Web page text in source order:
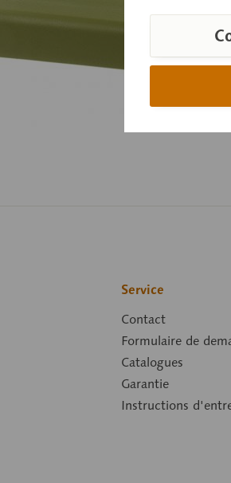
Service
Contact
Formulaire de
Catalogues
Garantie
Instructions